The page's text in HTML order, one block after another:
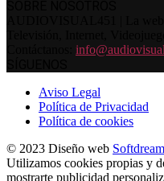
Aviso Legal
Política de Privacidad
Política de cookies
© 2023 Diseño web Softdream
Utilizamos cookies propias y
mostrarte publicidad